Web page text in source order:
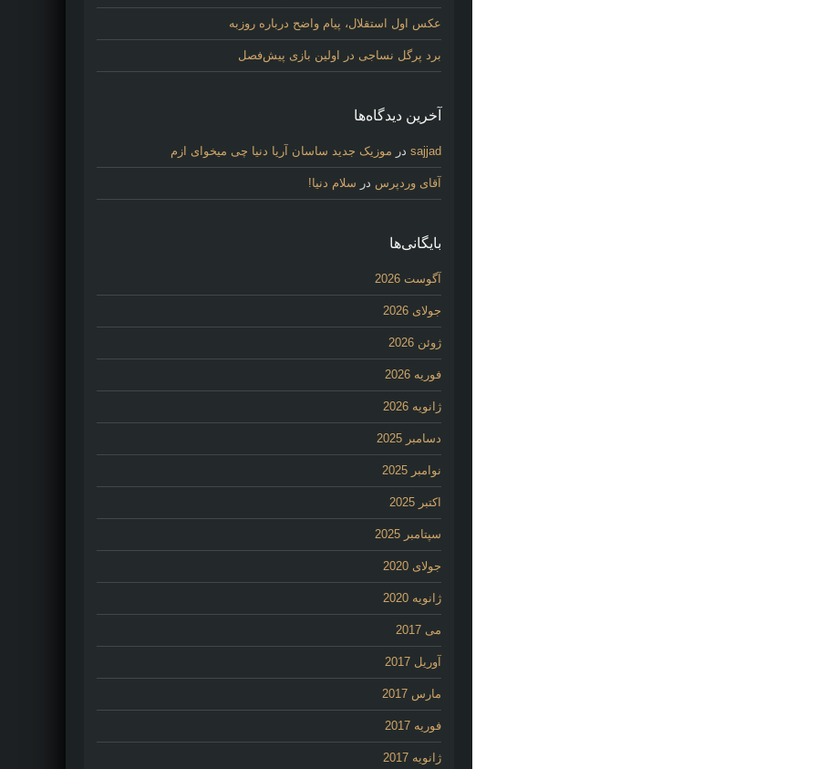
عکس اول استقلال، پیام واضح درباره روزبه
برد پرگل نساجی در اولین بازی پیش‌فصل
آخرین دیدگاه‌ها
sajjad در موزیک جدید ساسان آریا دنیا چی میخوای ازم
آقای وردپرس در سلام دنیا!
بایگانی‌ها
آگوست 2026
جولای 2026
ژوئن 2026
فوریه 2026
ژانویه 2026
دسامبر 2025
نوامبر 2025
اکتبر 2025
سپتامبر 2025
جولای 2020
ژانویه 2020
می 2017
آوریل 2017
مارس 2017
فوریه 2017
ژانویه 2017